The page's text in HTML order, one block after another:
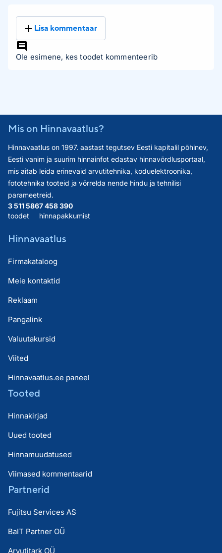
Lisa kommentaar
Ole esimene, kes toodet kommenteerib
Mis on Hinnavaatlus?
Hinnavaatlus on 1997. aastast tegutsev Eesti kapitalil põhinev,
Eesti vanim ja suurim hinnainfot edastav hinnavõrdlusportaal,
mis aitab leida erinevaid arvutitehnika, koduelektroonika,
fototehnika tooteid ja võrrelda nende hindu ja tehnilisi
parameetreid.
3 511 586
toodet
7 458 390
hinnapakkumist
Hinnavaatlus
Firmakataloog
Meie kontaktid
Reklaam
Pangalink
Valuutakursid
Viited
Hinnavaatlus.ee paneel
Tooted
Hinnakirjad
Uued tooted
Hinnamuudatused
Viimased kommentaarid
Partnerid
Fujitsu Services AS
BaIT Partner OÜ
Arvutitark OÜ